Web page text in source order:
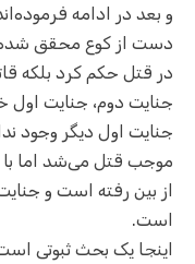
و بعد در ادامه
دست از کوع محقق شده
در قتل حکم کرد بلکه
جنایت دوم، جنایت اول
جنایت اول دیگر وجود
موجب قتل می‌شد اما با
از بین رفته است و
است.
اینجا یک بحث ثبوتی